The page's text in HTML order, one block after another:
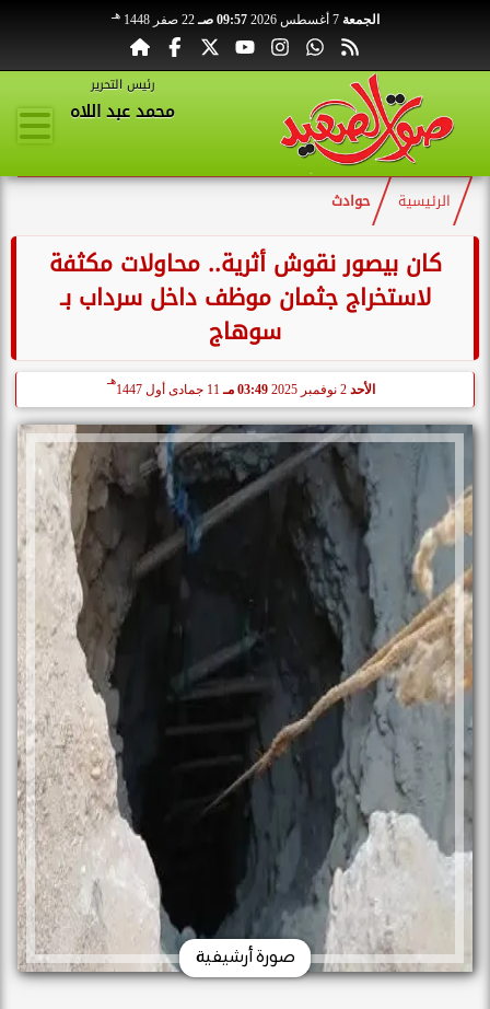
الجمعة 7 أغسطس 2026 09:57 صـ 22 صفر 1448 هـ
رئيس التحرير
محمد عبد اللاه
الرئيسية حوادث
كان بيصور نقوش أثرية.. محاولات مكثفة
لاستخراج جثمان موظف داخل سرداب بـ
سوهاج
الأحد 2 نوفمبر 2025 03:49 مـ 11 جمادى أول 1447
هـ
صورة أرشيفية